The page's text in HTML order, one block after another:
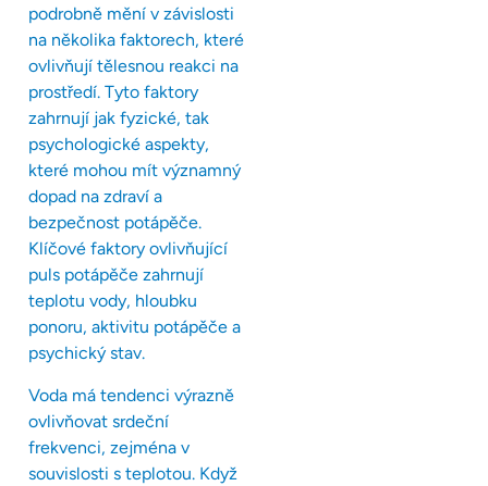
podrobně mění v závislosti
na několika faktorech, které
ovlivňují tělesnou reakci na
prostředí. Tyto faktory
zahrnují jak fyzické, tak
psychologické aspekty,
které mohou mít významný
dopad na zdraví a
bezpečnost potápěče.
Klíčové faktory ovlivňující
puls potápěče zahrnují
teplotu vody, hloubku
ponoru, aktivitu potápěče a
psychický stav.
Voda má tendenci výrazně
ovlivňovat srdeční
frekvenci, zejména v
souvislosti s teplotou. Když